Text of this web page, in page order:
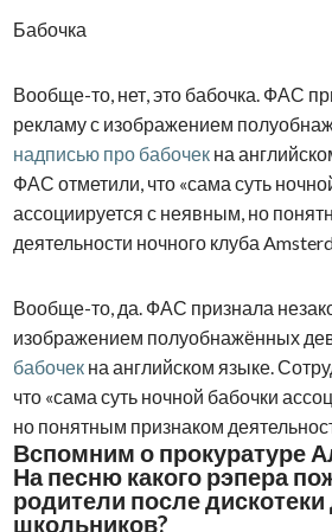
Бабочка
Вообще-то, нет, это бабочка. ФАС
рекламу с изображением
надписью про бабочекна
ФАС отметили, что «сама суть
ассоциируется с неявным, но
деятельности ночного клуба
Вообще-то, да. ФАС признала
изображением полуобнажённых
бабочекна английском языке.
что «сама суть ночной бабочки
но понятным признаком
Вспомним о прокуратуре
На песню какого рэпера
родители после дискотеки
школьников?